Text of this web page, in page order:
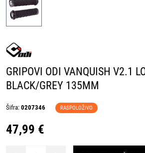
GRIPOVI ODI VANQUISH V2.1
BLACK/GREY 135MM
Šifra: 0207346 RASPOLOŽIVO
47,99 €